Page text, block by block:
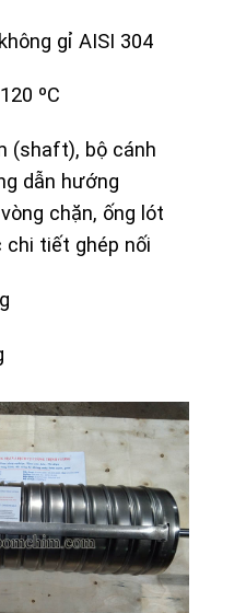
gỉ AISI 304
ºC
(shaft), bộ cánh
dẫn hướng
chặn, ống lót
tiết ghép nối